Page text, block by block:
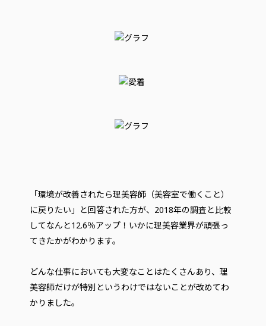
「環境が改善されたら理美容師（美容室で働くこと）
に戻りたい」と回答された方が、2018年の調査と比較
してなんと12.6％アップ！いかに理美容業界が頑張っ
てきたかがわかります。
どんな仕事においても大変なことはたくさんあり、理
美容師だけが特別というわけではないことが改めてわ
かりました。